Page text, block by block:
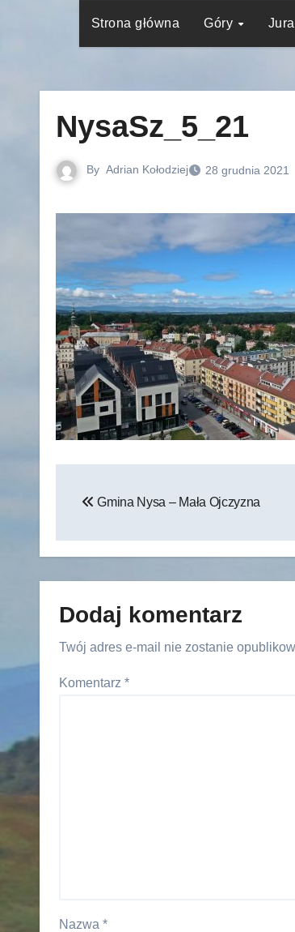
Strona główna Góry Jura
NysaSz_5_21
By Adrian Kołodziej 28 grudnia 2021
wpisu
Gmina Nysa – Mała Ojczyzna
Dodaj komentarz
Twój adres e-mail nie zostanie
Komentarz *
Nazwa *